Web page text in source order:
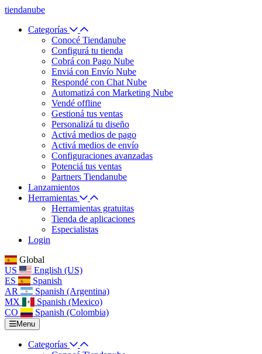
tiendanube
Categorías
Conocé Tiendanube
Configurá tu tienda
Cobrá con Pago Nube
Enviá con Envío Nube
Respondé con Chat Nube
Automatizá con Marketing Nube
Vendé offline
Gestioná tus ventas
Personalizá tu diseño
Activá medios de pago
Activá medios de envío
Configuraciones avanzadas
Potenciá tus ventas
Partners Tiendanube
Lanzamientos
Herramientas
Herramientas gratuitas
Tienda de aplicaciones
Especialistas
Login
Global
US
English (US)
ES
Spanish
AR
Spanish (Argentina)
MX
Spanish (Mexico)
CO
Spanish (Colombia)
Menu
Categorías